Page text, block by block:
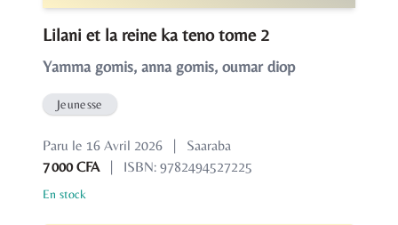
Lilani et la reine ka teno tome 2
Yamma gomis, anna gomis, oumar diop
Jeunesse
Paru le 16 Avril 2026 |
Saaraba
7 000 CFA
| ISBN: 9782494527225
En stock